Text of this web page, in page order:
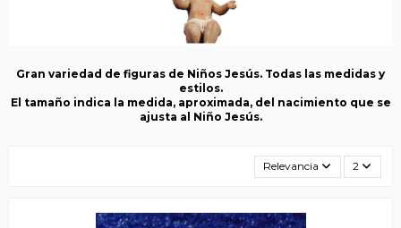
Gran variedad de figuras de Niños Jesús. Todas las medidas y
estilos.
El tamaño indica la medida, aproximada, del nacimiento que se
ajusta al Niño Jesús.
Relevancia 2